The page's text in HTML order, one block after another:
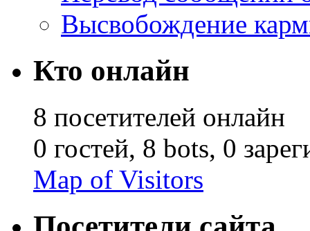
Высвобождение
Кто онлайн
8 посетителей онлайн
0 гостей, 8 bots, 0
Map of Visitors